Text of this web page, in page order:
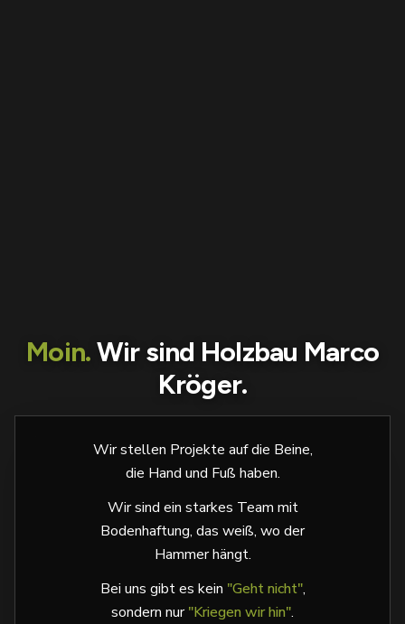
Moin.Wir sind Holzbau Marco
Kröger.
Wir stellen Projekte auf die Beine,
die Hand und Fuß haben.
Wir sind ein starkes Team mit
Bodenhaftung, das weiß, wo der
Hammer hängt.
Bei uns gibt es kein "Geht nicht",
sondern nur"Kriegen wir hin".